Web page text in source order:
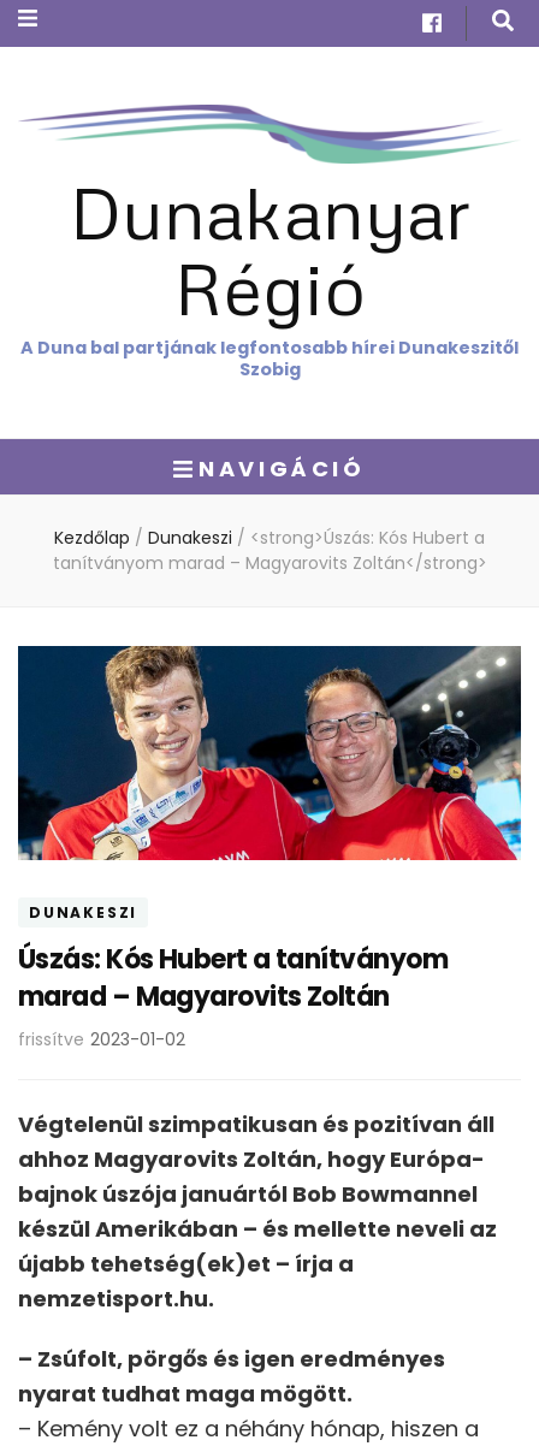
Dunakanyar
Régió
A Duna bal partjának legfontosabb hírei Dunakeszitől
Szobig
NAVIGÁCIÓ
Kezdőlap / Dunakeszi / <strong>Úszás: Kós Hubert a
tanítványom marad – Magyarovits Zoltán</strong>
DUNAKESZI
Úszás: Kós Hubert a tanítványom
marad – Magyarovits Zoltán
frissítve 2023-01-02
Végtelenül szimpatikusan és pozitívan áll
ahhoz Magyarovits Zoltán, hogy Európa-
bajnok úszója januártól Bob Bowmannel
készül Amerikában – és mellette neveli az
újabb tehetség(ek)et – írja a
nemzetisport.hu.
– Zsúfolt, pörgős és igen eredményes
nyarat tudhat maga mögött.
– Kemény volt ez a néhány hónap, hiszen a